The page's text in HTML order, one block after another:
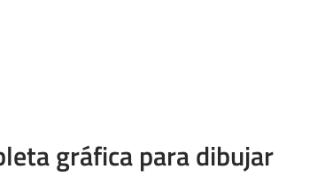
gráfica para dibujar